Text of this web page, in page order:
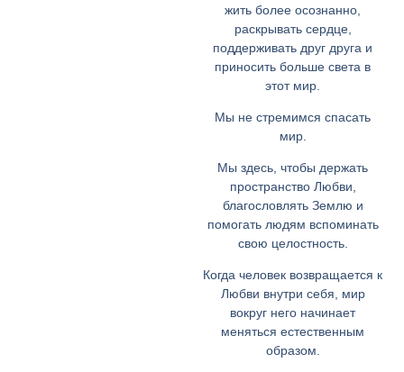
жить более осознанно,
раскрывать сердце,
поддерживать друг друга и
приносить больше света в
этот мир.
Мы не стремимся спасать
мир.
Мы здесь, чтобы держать
пространство Любви,
благословлять Землю и
помогать людям вспоминать
свою целостность.
Когда человек возвращается к
Любви внутри себя, мир
вокруг него начинает
меняться естественным
образом.